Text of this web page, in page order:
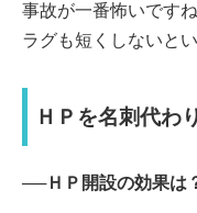
事故が一番怖いです
ラグも短くしないと
ＨＰを名刺代わ
──ＨＰ開設の効果は